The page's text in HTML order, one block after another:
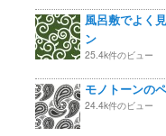
風呂敷でよく
ン
25.4k件のビュー
モノトーンの
24.4k件のビュー